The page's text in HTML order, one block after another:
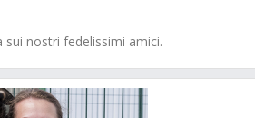
nostri fedelissimi amici.